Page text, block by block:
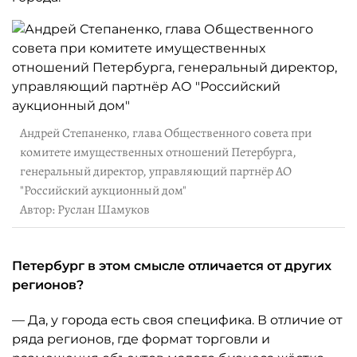
Андрей Степаненко, глава Общественного совета при
комитете имущественных отношений Петербурга,
генеральный директор, управляющий партнёр АО
"Российский аукционный дом"
Автор: Руслан Шамуков
Петербург в этом смысле отличается от других
регионов?
— Да, у города есть своя специфика. В отличие от
ряда регионов, где формат торговли и